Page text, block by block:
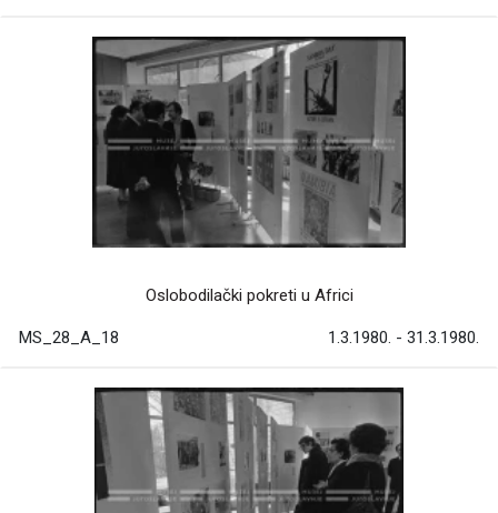
Oslobodilački pokreti u Africi
MS_28_A_18 1.3.1980. - 31.3.1980.